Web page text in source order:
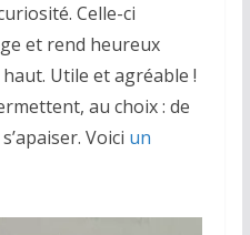
Celle-ci
et rend heureux
Utile et agréable !
au choix : de
Voici un